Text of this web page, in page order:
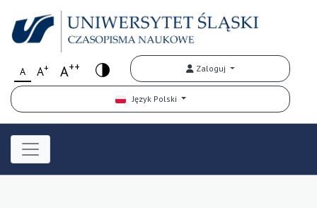
A A+ A++ Zaloguj
Język Polski